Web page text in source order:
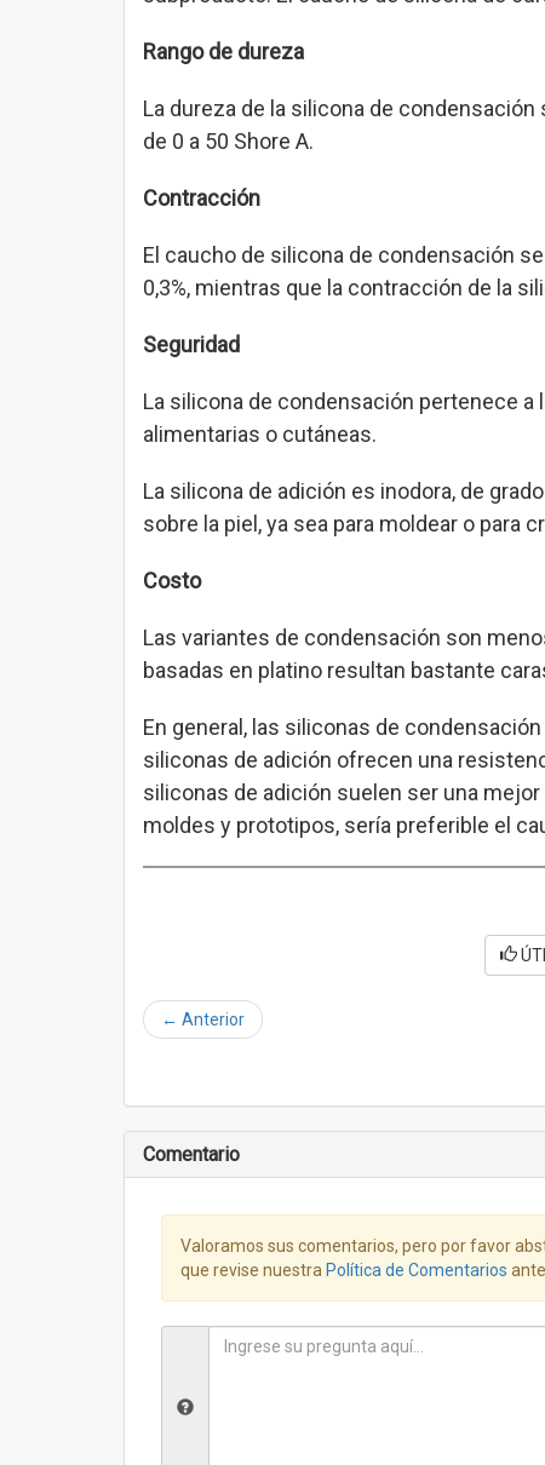
Rango de dureza
La dureza de la silicona de
de 0 a 50 Shore A.
Contracción
El caucho de silicona de condensación
0,3%, mientras que la contracción de la
Seguridad
La silicona de condensación pertenece a
alimentarias o cutáneas.
La silicona de adición es inodora, de
sobre la piel, ya sea para moldear o para
Costo
Las variantes de condensación son
basadas en platino resultan bastante
En general, las siliconas de
siliconas de adición ofrecen una
siliconas de adición suelen ser una
moldes y prototipos, sería preferible el
ÚTIL
← Anterior
Comentario
Valoramos sus comentarios, pero por favor
que revise nuestra Política de Comentarios